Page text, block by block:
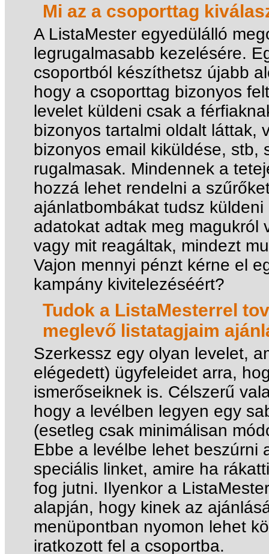
Mi az a csoporttag
A ListaMester egyedülálló
legrugalmasabb kezelésére.
csoportból készíthetsz újabb
hogy a csoporttag bizonyos
levelet küldeni csak a
bizonyos tartalmi oldalt láttak,
bizonyos email kiküldése, stb,
rugalmasak. Mindennek a
hozzá lehet rendelni a
ajánlatbombákat tudsz
adatokat adtak meg magukról
vagy mit reagáltak, mindezt
Vajon mennyi pénzt kérne el
kampány kivitelezéséért?
Tudok a ListaMesterrel
meglevő listatagjaim
Szerkessz egy olyan levelet,
elégedett) ügyfeleidet arra,
ismerőseiknek is. Célszerű
hogy a levélben legyen egy
(esetleg csak minimálisan
Ebbe a levélbe lehet beszúrni
speciális linket, amire ha
fog jutni. Ilyenkor a
alapján, hogy kinek az
menüpontban nyomon lehet
iratkozott fel a csoportba.